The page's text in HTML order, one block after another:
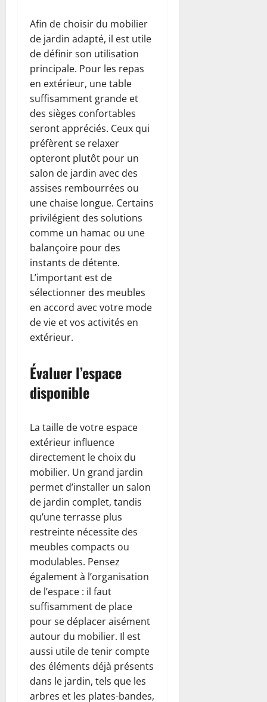
Afin de choisir du mobilier
de jardin adapté, il est utile
de définir son utilisation
principale. Pour les repas
en extérieur, une table
suffisamment grande et
des sièges confortables
seront appréciés. Ceux qui
préfèrent se relaxer
opteront plutôt pour un
salon de jardin avec des
assises rembourrées ou
une chaise longue. Certains
privilégient des solutions
comme un hamac ou une
balançoire pour des
instants de détente.
L’important est de
sélectionner des meubles
en accord avec votre mode
de vie et vos activités en
extérieur.
Évaluer l’espace
disponible
La taille de votre espace
extérieur influence
directement le choix du
mobilier. Un grand jardin
permet d’installer un salon
de jardin complet, tandis
qu’une terrasse plus
restreinte nécessite des
meubles compacts ou
modulables. Pensez
également à l’organisation
de l’espace : il faut
suffisamment de place
pour se déplacer aisément
autour du mobilier. Il est
aussi utile de tenir compte
des éléments déjà présents
dans le jardin, tels que les
arbres et les plates-bandes,